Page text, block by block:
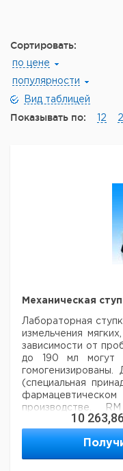
Сортировать:
по цене
популярности
Вид таблицей
Показывать по: 12
Механическая
Лабораторная
измельчения
зависимости от
до 190 мл могут
(специальная
производстве.
использовать и
и дисплей
автоматическое
10 263,86